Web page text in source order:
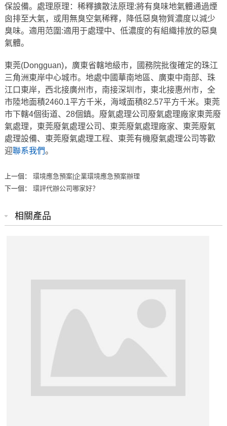
保設備。處理原理：稀釋擴散法原理:將有臭味地氣體通過煙
囪排至大氣，或用無臭空氣稀釋，降低惡臭物質濃度以減少
臭味。適用范圍:適用于處理中、低濃度的有組織排放的惡臭
氣體。
東莞(Dongguan)，廣東省轄地級市，國務院批復確定的珠江
三角洲東岸中心城市。地處中國華南地區、廣東中南部、珠
江口東岸，西北接廣州市，南接深圳市，東北接惠州市，全
市陸地面積2460.1平方千米，海域面積82.57平方千米。東莞
市下轄4個街道、28個鎮。廢氣處理公司廢氣處理廠家東莞廢
氣處理，東莞廢氣處理公司、東莞廢氣處理廠家、東莞廢氣
處理設備、東莞廢氣處理工程、東莞有機廢氣處理公司等歡
迎聯系我們。
上一個： 環境應急預案|企業環境應急預案辦理
下一個： 環評代辦公司哪家好？
相關產品